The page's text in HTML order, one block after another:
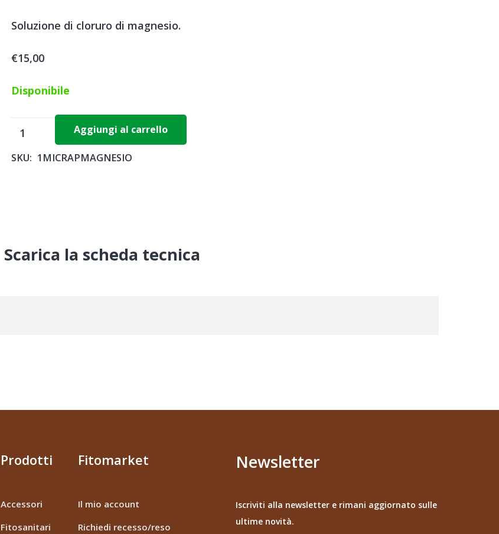
Soluzione di cloruro di magnesio.
€15,00
Disponibile
MAGNESIO
x
quantità
Aggiungi al carrello
SKU: 1MICRAPMAGNESIO
Scarica la scheda tecnica
Prodotti
Accessori
Fitosanitari
Fitomarket
Il mio account
Richiedi recesso/reso
Newsletter
Iscriviti alla newsletter e rimani aggiornato sulle
ultime novità.